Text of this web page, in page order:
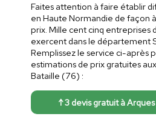
Faites attention à faire établir
en Haute Normandie de façon
prix. Mille cent cinq entreprises
exercent dans le département
Remplissez le service ci-après
estimations de prix gratuites
Bataille (76) :
↑ 3 devis gratuit à